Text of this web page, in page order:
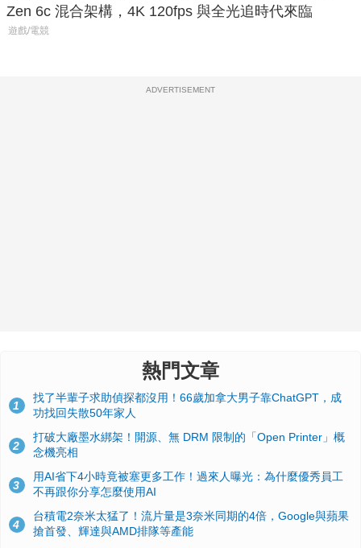
Zen 6c 混合架構，4K 120fps 與全光追時代來臨
遊戲/電競
ADVERTISEMENT
熱門文章
1
找了半輩子求助偵探都沒用！66歲加拿大男子靠ChatGPT，成
功找回失散50年家人
2
打破大廠墨水綁架！開源、無 DRM 限制的「Open Printer」概
念機亮相
3
用AI省下4小時竟被塞更多工作！過來人曝光：為什麼優秀員工
不再跟你分享怎麼使用AI
4
台積電2奈米太猛了！流片量是3奈米同期的4倍，Google與蘋果
搶首發、輝達與AMD排隊等產能